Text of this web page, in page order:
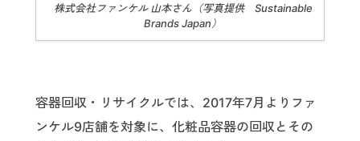
株式会社ファンケル 山本さん（写真提供 Sustainable
Brands Japan）
容器回収・リサイクルでは、2017年7月よりファ
ンケル9店舗を対象に、化粧品容器の回収とその